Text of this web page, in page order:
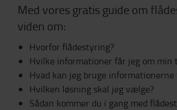
Med vores gratis guide om
viden om:
Hvorfor flådestyring?
Hvilke informationer får jeg om min
Hvad kan jeg bruge informationerne
Hvilken løsning skal jeg vælge?
Sådan kommer du i gang med